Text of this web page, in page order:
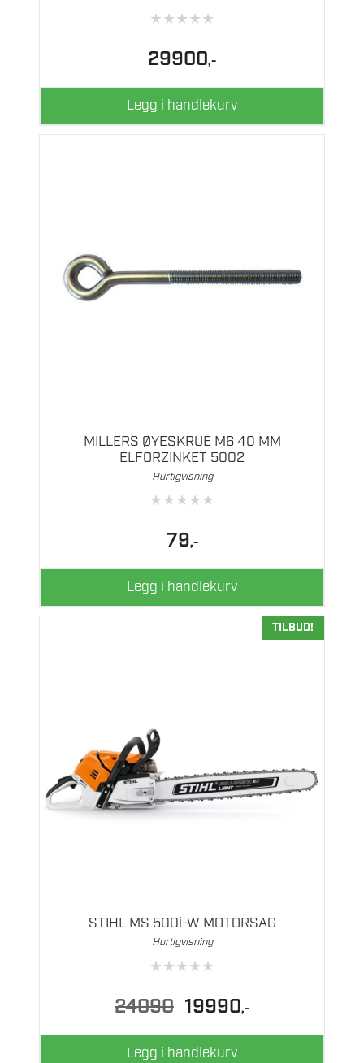
★★★★★
29900,-
Legg i handlekurv
MILLERS ØYESKRUE M6 40 MM
ELFORZINKET 5002
Hurtigvisning
★★★★★
79,-
Legg i handlekurv
TILBUD!
STIHL MS 500i-W MOTORSAG
Hurtigvisning
★★★★★
24090
Opprinnelig
pris
var:
24090.
19990pris
er:
,-
Legg i handlekurv